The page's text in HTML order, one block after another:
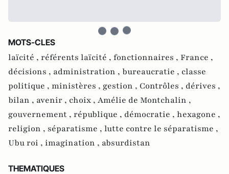
MOTS-CLES
laïcité , référents laïcité , fonctionnaires , France ,
décisions , administration , bureaucratie , classe
politique , ministères , gestion , Contrôles , dérives ,
bilan , avenir , choix , Amélie de Montchalin ,
gouvernement , république , démocratie , hexagone ,
religion , séparatisme , lutte contre le séparatisme ,
Ubu roi , imagination , absurdistan
THEMATIQUES